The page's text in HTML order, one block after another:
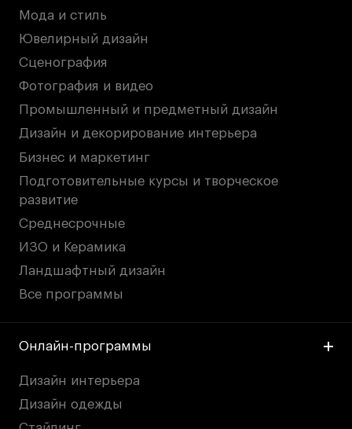
Мода и стиль
Ювелирный дизайн
Сценография
Фотография и видео
Промышленный и предметный дизайн
Дизайн и декорирование интерьера
Бизнес и маркетинг
Подготовительные курсы и творческое
развитие
Среднесрочные
ИЗО и Керамика
Ландшафтный дизайн
Все программы
Онлайн-программы
Дизайн интерьера
Дизайн одежды